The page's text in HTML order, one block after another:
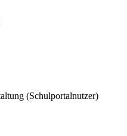
(Schulportalnutzer)